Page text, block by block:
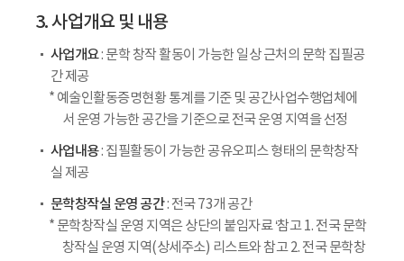
3. 사업개요 및 내용
사업개요: 문학 창작 활동이 가능한 일상 근처의 문학 집필공
간 제공
* 예술인활동증명현황 통계를 기준 및 공간사업수행업체에
서 운영 가능한 공간을 기준으로 전국 운영 지역을 선정
사업내용: 집필활동이 가능한 공유오피스 형태의 문학창작
실 제공
문학창작실 운영 공간: 전국 73개 공간
* 문학창작실 운영 지역은 상단의 붙임자료 ‘참고 1. 전국 문학
창작실 운영 지역(상세주소) 리스트와 참고 2. 전국 문학창